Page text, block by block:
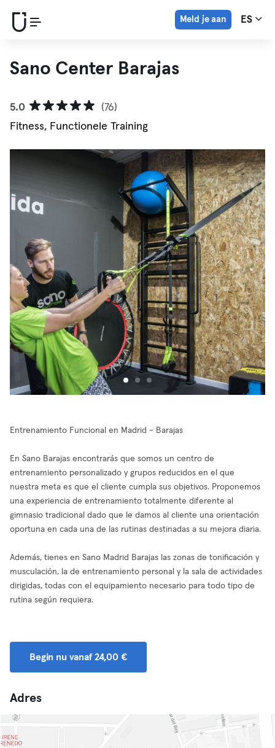
Meld je aan ES
Sano Center Barajas
5.0
(76)
Fitness, Functionele Training
Entrenamiento Funcional en Madrid - Barajas
En Sano Barajas encontrarás que somos un centro de
entrenamiento personalizado y grupos reducidos en el que
nuestra meta es que el cliente cumpla sus objetivos. Proponemos
una experiencia de entrenamiento totalmente diferente al
gimnasio tradicional dado que le damos al cliente una orientación
oportuna en cada una de las rutinas destinadas a su mejora diaria.
Además, tienes en Sano Madrid Barajas las zonas de tonificación y
musculación, la de entrenamiento personal y la sala de actividades
dirigidas, todas con el equipamiento necesario para todo tipo de
rutina según requiera.
Begin nu vanaf 24,00 €
Adres